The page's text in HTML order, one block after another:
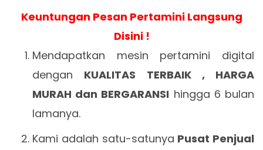
Keuntungan Pesan Pertamini Langsung
Disini !
Mendapatkan mesin pertamini digital
dengan KUALITAS TERBAIK , HARGA
MURAH dan BERGARANSI hingga 6 bulan
lamanya.
Kami adalah satu-satunya Pusat Penjual